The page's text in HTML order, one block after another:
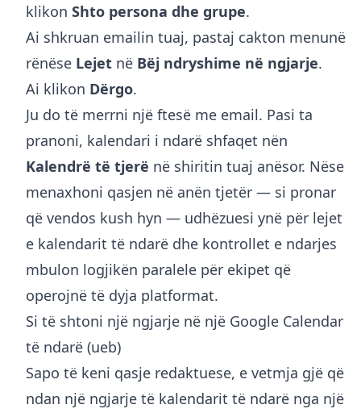
klikon Shto persona dhe grupe.
Ai shkruan emailin tuaj, pastaj cakton menunë
rënëse Lejet në Bëj ndryshime në ngjarje.
Ai klikon Dërgo.
Ju do të merrni një ftesë me email. Pasi ta
pranoni, kalendari i ndarë shfaqet nën
Kalendrë të tjerë në shiritin tuaj anësor. Nëse
menaxhoni qasjen në anën tjetër — si pronar
që vendos kush hyn — udhëzuesi ynë për lejet
e kalendarit të ndarë dhe kontrollet e ndarjes
mbulon logjikën paralele për ekipet që
operojnë të dyja platformat.
Si të shtoni një ngjarje në një Google Calendar
të ndarë (ueb)
Sapo të keni qasje redaktuese, e vetmja gjë që
ndan një ngjarje të kalendarit të ndarë nga një